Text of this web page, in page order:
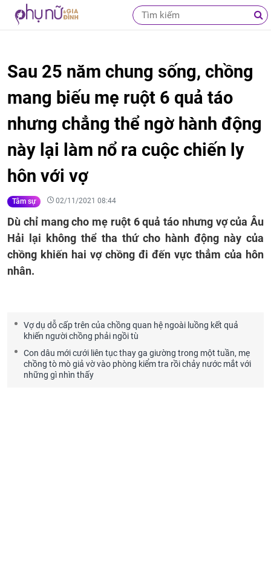
Sau 25 năm chung sống, chồng
mang biếu mẹ ruột 6 quả táo
nhưng chẳng thể ngờ hành động
này lại làm nổ ra cuộc chiến ly
hôn với vợ
Tâm sự 02/11/2021 08:44
Dù chỉ mang cho mẹ ruột 6 quả táo nhưng vợ của Âu
Hải lại không thể tha thứ cho hành động này của
chồng khiến hai vợ chồng đi đến vực thẳm của hôn
nhân.
Vợ dụ dỗ cấp trên của chồng quan hệ ngoài luồng kết quả
khiến người chồng phải ngồi tù
Con dâu mới cưới liên tục thay ga giường trong một tuần, mẹ
chồng tò mò giả vờ vào phòng kiểm tra rồi chảy nước mắt với
những gì nhìn thấy